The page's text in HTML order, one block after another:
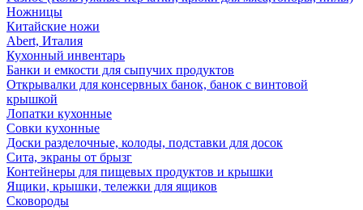
Ножницы
Китайские ножи
Abert, Италия
Кухонный инвентарь
Банки и емкости для сыпучих продуктов
Открывалки для консервных банок, банок с винтовой
крышкой
Лопатки кухонные
Совки кухонные
Доски разделочные, колоды, подставки для досок
Сита, экраны от брызг
Контейнеры для пищевых продуктов и крышки
Ящики, крышки, тележки для ящиков
Сковороды